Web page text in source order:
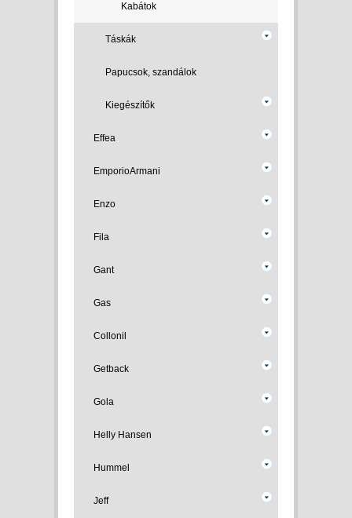
Kabátok
Táskák
Papucsok, szandálok
Kiegészítők
Effea
EmporioArmani
Enzo
Fila
Gant
Gas
Collonil
Getback
Gola
Helly Hansen
Hummel
Jeff